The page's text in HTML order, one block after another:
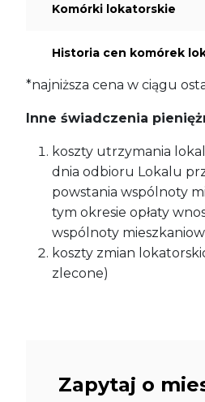
Komórki lokatorskie
Historia cen komórek
*najniższa cena w ciągu
Inne świadczenia
koszty utrzymania
dnia odbioru Lokalu
powstania wspólnoty
tym okresie opłaty
wspólnoty
koszty zmian
zlecone)
Zapytaj o